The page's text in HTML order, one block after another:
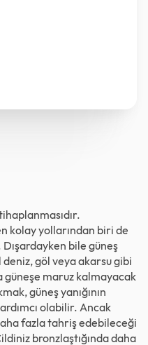
kolay yollarından biri de
bile güneş
göl veya akarsu gibi
güneşe maruz kalmayacak
güneş yanığının
olabilir. Ancak
fazla tahriş edebileceği
bronzlaştığında daha